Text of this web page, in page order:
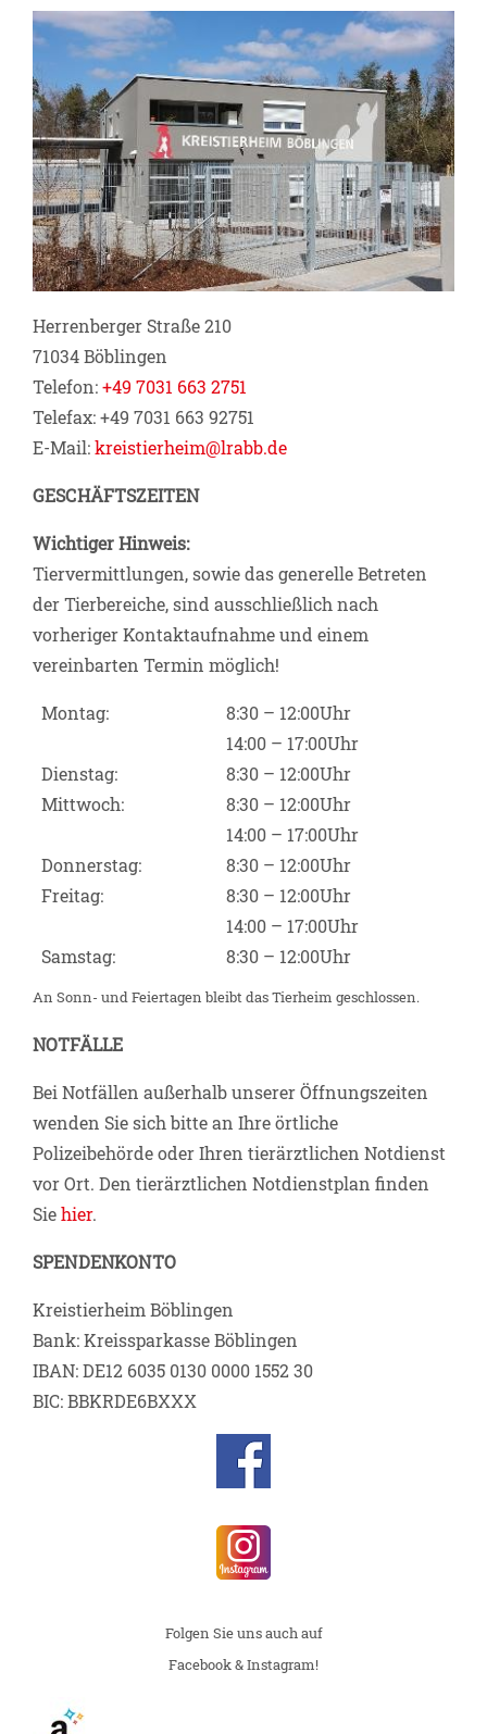
Herrenberger Straße 210
71034 Böblingen
Telefon:+49 7031 663 2751
Telefax: +49 7031 663 92751
E-Mail:kreistierheim@lrabb.de
GESCHÄFTSZEITEN
Wichtiger Hinweis:
Tiervermittlungen, sowie das generelle Betreten
der Tierbereiche, sind ausschließlich nach
vorheriger Kontaktaufnahme und einem
vereinbarten Termin möglich!
Montag:
8:30 – 12:00Uhr
14:00 – 17:00Uhr
Dienstag:
8:30 – 12:00Uhr
Mittwoch:
8:30 – 12:00Uhr
14:00 – 17:00Uhr
Donnerstag:
8:30 – 12:00Uhr
Freitag:
8:30 – 12:00Uhr
14:00 – 17:00Uhr
Samstag:
8:30 – 12:00Uhr
An Sonn- und Feiertagen bleibt das Tierheim geschlossen.
NOTFÄLLE
Bei Notfällen außerhalb unserer Öffnungszeiten
wenden Sie sich bitte an Ihre örtliche
Polizeibehörde oder Ihren tierärztlichen Notdienst
vor Ort. Den tierärztlichen Notdienstplan finden
Siehier.
SPENDENKONTO
Kreistierheim Böblingen
Bank: Kreissparkasse Böblingen
IBAN: DE12 6035 0130 0000 1552 30
BIC: BBKRDE6BXXX
Folgen Sie uns auch auf
Facebook & Instagram!